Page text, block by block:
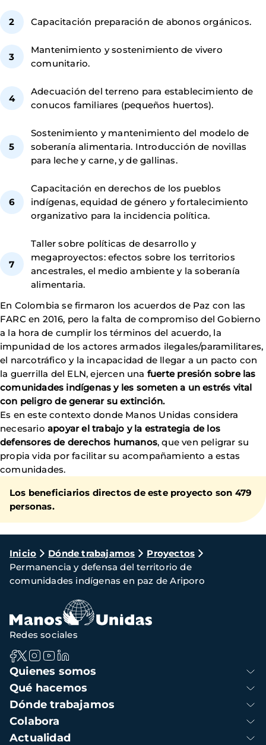
Capacitación preparación de abonos orgánicos.
Mantenimiento y sostenimiento de vivero
comunitario.
Adecuación del terreno para establecimiento de
conucos familiares (pequeños huertos).
Sostenimiento y mantenimiento del modelo de
soberanía alimentaria. Introducción de novillas
para leche y carne, y de gallinas.
Capacitación en derechos de los pueblos
indígenas, equidad de género y fortalecimiento
organizativo para la incidencia política.
Taller sobre políticas de desarrollo y
megaproyectos: efectos sobre los territorios
ancestrales, el medio ambiente y la soberanía
alimentaria.
En Colombia se firmaron los acuerdos de Paz con las
FARC en 2016, pero la falta de compromiso del Gobierno
a la hora de cumplir los términos del acuerdo, la
impunidad de los actores armados ilegales/paramilitares,
el narcotráfico y la incapacidad de llegar a un pacto con
la guerrilla del ELN, ejercen una fuerte presión sobre las
comunidades indígenas y les someten a un estrés vital
con peligro de generar su extinción.
Es en este contexto donde Manos Unidas considera
necesario apoyar el trabajo y la estrategia de los
defensores de derechos humanos, que ven peligrar su
propia vida por facilitar su acompañamiento a estas
comunidades.
Los beneficiarios directos de este proyecto son 479
personas.
Ruta
de
navegación
Inicio Dónde trabajamos
Proyectos
Permanencia y defensa del territorio de
comunidades indígenas en paz de Ariporo
Navegación
principal
Quienes somos
Qué hacemos
Dónde trabajamos
Colabora
Actualidad
Redes sociales